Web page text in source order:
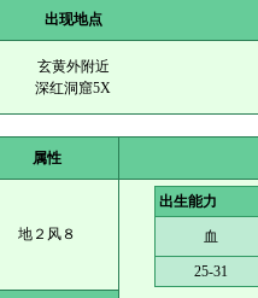
出现地点
玄黄外附近
深红洞窟5X
属性
地２风８
出生能力
血
25-31